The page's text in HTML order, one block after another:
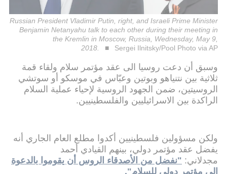
Russian President Vladimir Putin, right, and Israeli Prime Minister
Benjamin Netanyahu talk to each other during their meeting in
the Kremlin in Moscow, Russia, Wednesday, May 9,
2018.
Sergei Ilnitsky/Pool Photo via AP
وسبق أن دعت روسيا الى عقد مؤتمر سلام ولقاء قمة
ثلاثية بين نتنياهو وبوتين وعبّاس في موسكو أو سوتشي
الروسيتين، ضمن الجهود الروسية لإحياء عملية السلام
الراكدة بين الاسرائيليين والفلسطينيين.
ولكن مسؤولين فلسطينيين أكدوا مطلع العام الجاري أنه
يفضل عقد مؤتمر دولي، بينهم القيادي أحمد
مجدلاني: "نفضل من الأصدقاء الروس أن يقوموا بالدعوة
إلى مؤتمر دولي للسلام".